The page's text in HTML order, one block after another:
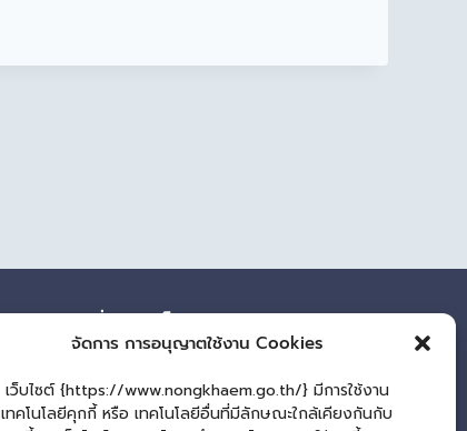
จัดการ การอนุญาตใช้งาน Cookies
เว็บไซต์ {https://www.nongkhaem.go.th/} มีการใช้งาน
เทคโนโลยีคุกกี้ หรือ เทคโนโลยีอื่นที่มีลักษณะใกล้เคียงกันกับ
ผู้เยี่ยมชมเว็บไซต์
แผนผังเว็บไซต์